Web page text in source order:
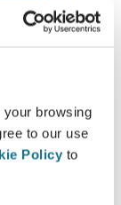
browsing
to our use
Policy to